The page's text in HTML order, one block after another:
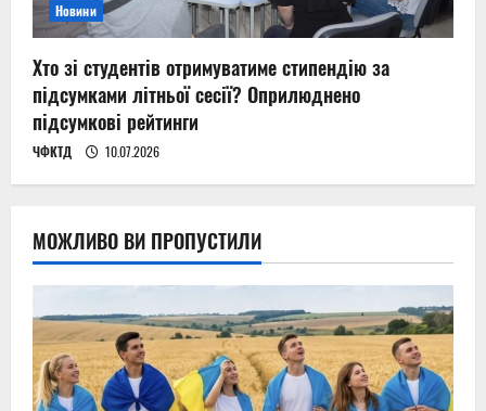
Новини
Хто зі студентів отримуватиме стипендію за
підсумками літньої сесії? Оприлюднено
підсумкові рейтинги
ЧФКТД 10.07.2026
МОЖЛИВО ВИ ПРОПУСТИЛИ